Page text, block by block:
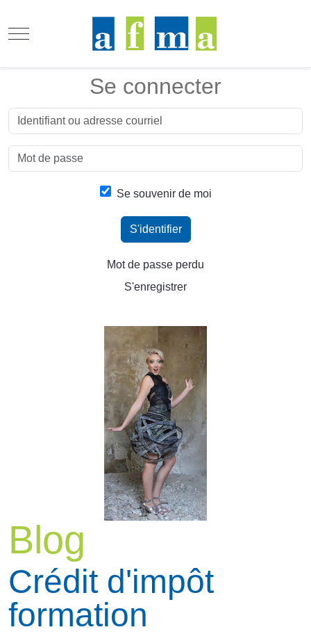
Mobile Menu Toggle
Se connecter
Se souvenir de moi
S'identifier
Mot de passe perdu
S'enregistrer
Blog
Crédit d'impôt
formation